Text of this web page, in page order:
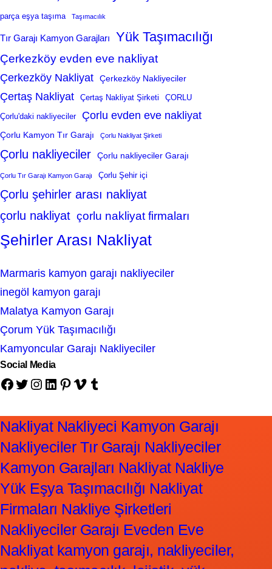
parça eşya taşıma Taşımacılık
Tır Garajı Kamyon Garajları Yük Taşımacılığı
Çerkezköy evden eve nakliyat
Çerkezköy Nakliyat Çerkezköy Nakliyeciler
Çertaş Nakliyat Çertaş Nakliyat Şirketi ÇORLU
Çorlu'daki nakliyeciler Çorlu evden eve nakliyat
Çorlu Kamyon Tır Garajı Çorlu Nakliyat Şirketi
Çorlu nakliyeciler Çorlu nakliyeciler Garajı
Çorlu Tır Garajı Kamyon Garajı Çorlu Şehir içi
Çorlu şehirler arası nakliyat
çorlu nakliyat çorlu nakliyat firmaları
Şehirler Arası Nakliyat
Marmaris kamyon garajı nakliyeciler
inegöl kamyon garajı
Malatya Kamyon Garajı
Çorum Yük Taşımacılığı
Kamyoncular Garajı Nakliyeciler
Social Media
Facebook Twitter Instagram LinkedIn Pinterest Vimeo Tumblr
Nakliyat Nakliyeci Kamyon Garajı
Nakliyeciler Tır Garajı Nakliyeciler
Kamyon Garajları Nakliyat Nakliye
Yük Eşya Taşımacılığı Nakliyat
Firmaları Nakliye Şirketleri
Nakliyeciler Garajı Eveden Eve
Nakliyat kamyon garajı, nakliyeciler,